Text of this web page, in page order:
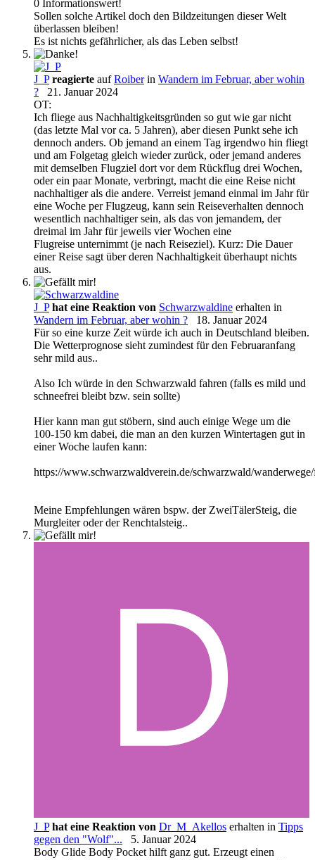
0 Informationswert!
Sollen solche Artikel doch den Bildzeitungen dieser Welt
überlassen bleiben!
Es ist nichts gefährlicher, als das Leben selbst!
J_P reagierte aufRoiberin Wandern im Februar, aber wohin
?
21. Januar 2024
OT:
Ich fliege aus Nachhaltigkeitsgründen so gut wie gar nicht
(das letzte Mal vor ca. 5 Jahren), aber diesen Punkt sehe ich
dennoch anders. Ob jemand an einem Tag irgendwo hin fliegt
und am Folgetag gleich wieder zurück, oder jemand anderes
mit demselben Flugziel dort vor dem Rückflug drei Wochen,
oder ein paar Monate, verbringt, macht die eine Reise nicht
nachhaltiger als die andere. Verreist jemand einmal im Jahr für
eine Woche per Flugzeug, kann sein Reiseverhalten dennoch
wesentlich nachhaltiger sein, als das von jemandem, der
dreimal im Jahr für jeweils vier Wochen eine
Flugreise unternimmt (je nach Reiseziel). Kurz: Die Dauer
einer Reise sagt über deren Nachhaltigkeit überhaupt nichts
aus.
J_P hat eine Reaktion von Schwarzwaldine erhalten in
Wandern im Februar, aber wohin ?
18. Januar 2024
Für so eine kurze Zeit würde ich auch in Deutschland bleiben.
Die Wetterprognose sieht zumindest für den Februaranfang
sehr mild aus..
Also Ich würde in den Schwarzwald fahren (falls es mild und
schneefrei bleibt bzw. sein sollte)
Hier kann man gut stöbern, sind auch einige Wege um die
100-150 km dabei, die man an den kurzen Wintertagen gut in
einer Woche laufen kann:
https://www.schwarzwaldverein.de/schwarzwald/
Meine Empfehlungen wären bspw. der ZweiTälerSteig, die
Murgleiter oder der Renchtalsteig..
J_P hat eine Reaktion von Dr_M_Akellos erhalten in Tipps
gegen den "Wolf"...
5. Januar 2024
Body Glide Body Pocket hilft ganz gut. Erzeugt einen